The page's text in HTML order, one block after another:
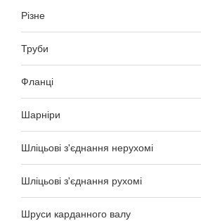
Різне
Труби
Фланці
Шарніри
Шліцьові з'єднання нерухомі
Шліцьові з'єднання рухомі
Шруси карданного валу